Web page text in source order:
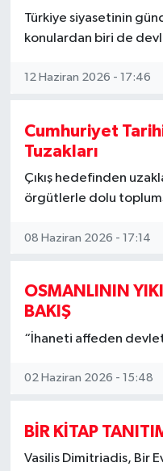
Türkiye siyasetinin
konulardan biri de
12 Haziran 2026 - 17:46
Cumhuriyet
Tuzakları
Çıkış hedefinden
örgütlerle dolu
08 Haziran 2026 - 17:14
OSMANLININ
BAKIŞ
“İhaneti affeden
02 Haziran 2026 - 15:48
BİR KİTAP
Vasilis Dimitriadis, Bir